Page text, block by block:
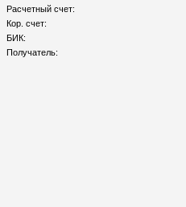
Расчетный счет:
Кор. счет:
БИК:
Получатель: